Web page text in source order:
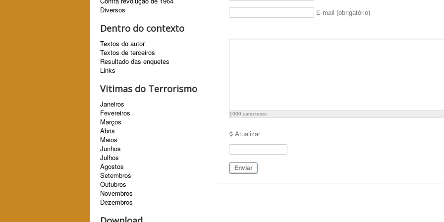
Diversos
Dentro do contexto
Textos do autor
Textos de terceiros
Resultado das enquetes
Links
Vitimas do Terrorismo
Janeiros
Fevereiros
Marços
Abris
Maios
Junhos
Julhos
Agostos
Setembros
Outubros
Novembros
Dezembros
E-mail (obrigatório)
1000 caracteres
Atualizar
Enviar